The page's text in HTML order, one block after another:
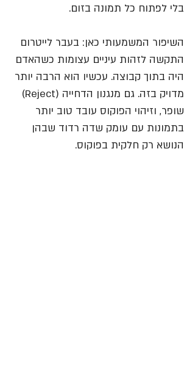
בלי לפתוח כל תמונה בזום.
השיפור המשמעותי כאן: בעבר לייטרום
התקשה לזהות עיניים עצומות כשהאדם
היה בתוך קבוצה. עכשיו הוא הרבה יותר
מדויק בזה. גם מנגנון הדחייה (Reject)
שופר, וזיהוי הפוקוס עובד טוב יותר
בתמונות עם עומק שדה רדוד שבהן
הנושא רק חלקית בפוקוס.